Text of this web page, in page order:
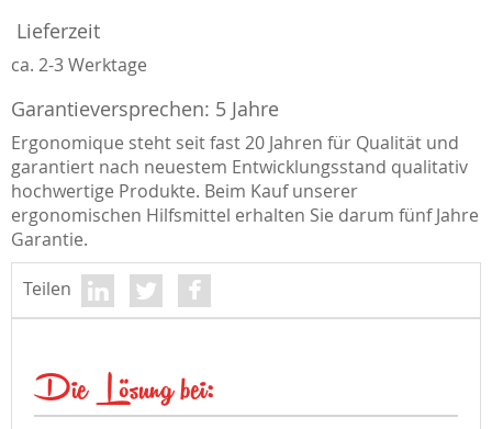
Lieferzeit
ca. 2-3 Werktage
Garantieversprechen: 5 Jahre
Ergonomique steht seit fast 20 Jahren für Qualität und
garantiert nach neuestem Entwicklungsstand qualitativ
hochwertige Produkte. Beim Kauf unserer
ergonomischen Hilfsmittel erhalten Sie darum fünf Jahre
Garantie.
Teilen
Die Lösung bei: